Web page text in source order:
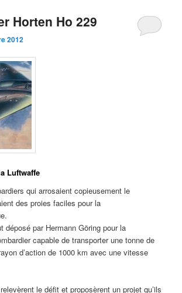
Horten Ho 229
2012
Luftwaffe
qui arrosaient copieusement le
des proies faciles pour la
déposé par Hermann Göring pour la
capable de transporter une tonne de
d’action de 1000 km avec une vitesse
le défit et proposèrent un projet qu’ils